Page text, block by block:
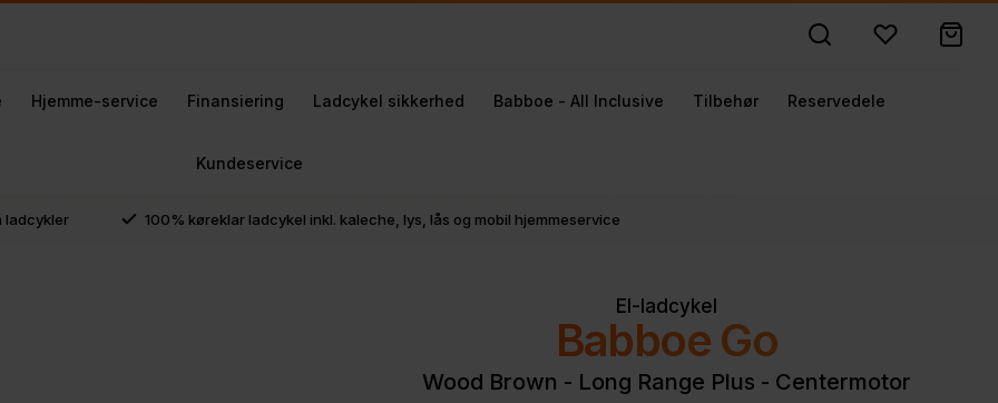
Hjemme-service Finansiering Ladcykel sikkerhed Babboe - All Inclusive Tilbehør Reservedele
Kundeservice
ladcykler 100% køreklar ladcykel inkl. kaleche, lys, lås og mobil hjemmeservice
El-ladcykel
Babboe Go
Wood Brown - Long Range Plus - Centermotor